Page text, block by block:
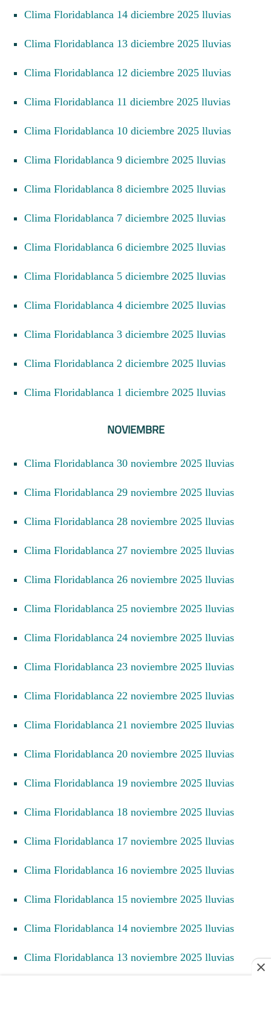
Clima Floridablanca 14 diciembre 2025 lluvias
Clima Floridablanca 13 diciembre 2025 lluvias
Clima Floridablanca 12 diciembre 2025 lluvias
Clima Floridablanca 11 diciembre 2025 lluvias
Clima Floridablanca 10 diciembre 2025 lluvias
Clima Floridablanca 9 diciembre 2025 lluvias
Clima Floridablanca 8 diciembre 2025 lluvias
Clima Floridablanca 7 diciembre 2025 lluvias
Clima Floridablanca 6 diciembre 2025 lluvias
Clima Floridablanca 5 diciembre 2025 lluvias
Clima Floridablanca 4 diciembre 2025 lluvias
Clima Floridablanca 3 diciembre 2025 lluvias
Clima Floridablanca 2 diciembre 2025 lluvias
Clima Floridablanca 1 diciembre 2025 lluvias
NOVIEMBRE
Clima Floridablanca 30 noviembre 2025 lluvias
Clima Floridablanca 29 noviembre 2025 lluvias
Clima Floridablanca 28 noviembre 2025 lluvias
Clima Floridablanca 27 noviembre 2025 lluvias
Clima Floridablanca 26 noviembre 2025 lluvias
Clima Floridablanca 25 noviembre 2025 lluvias
Clima Floridablanca 24 noviembre 2025 lluvias
Clima Floridablanca 23 noviembre 2025 lluvias
Clima Floridablanca 22 noviembre 2025 lluvias
Clima Floridablanca 21 noviembre 2025 lluvias
Clima Floridablanca 20 noviembre 2025 lluvias
Clima Floridablanca 19 noviembre 2025 lluvias
Clima Floridablanca 18 noviembre 2025 lluvias
Clima Floridablanca 17 noviembre 2025 lluvias
Clima Floridablanca 16 noviembre 2025 lluvias
Clima Floridablanca 15 noviembre 2025 lluvias
Clima Floridablanca 14 noviembre 2025 lluvias
Clima Floridablanca 13 noviembre 2025 lluvias